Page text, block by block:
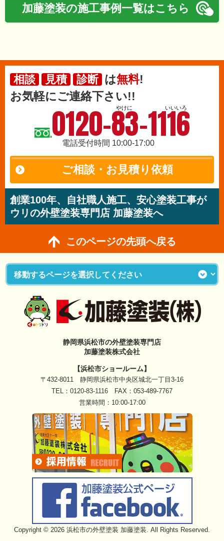
加藤塗装の施工事例一覧はこちら
相談 見積 診断 は無料!
お気軽にご連絡下さい!!
やけに いいいろ
0120-83-1116
電話受付時間 10:00-17:00
ご相談・お見積り依頼
創業100年、自社職人施工、安心塗装工事が
ウリの外壁塗装専門店 加藤塗装へ
このページの先頭へ戻る
静岡県浜松市の外壁塗装専門店
加藤塗装株式会社
【浜松市ショールーム】
〒432-8011 静岡県浜松市中央区城北一丁目3-16
TEL： 0120-83-1116 FAX：053-489-7767
営業時間：10:00-17:00
Copyright © 2026 浜松市の外壁塗装 加藤塗装. All Rights Reserved.